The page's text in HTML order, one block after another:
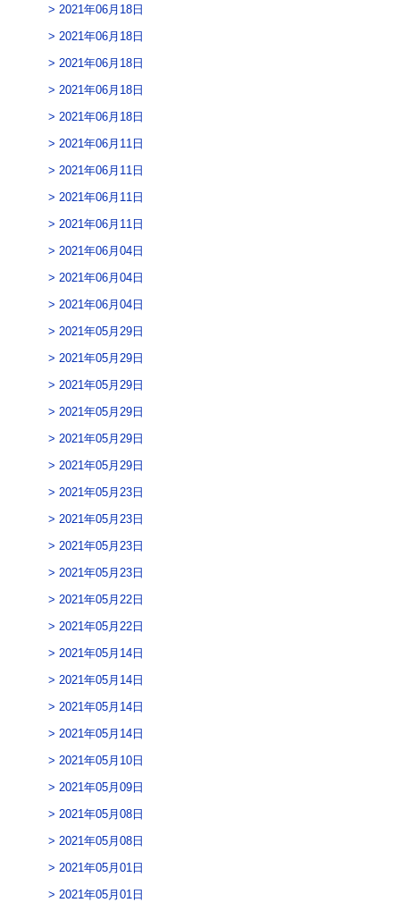
2021年06月18日
2021年06月18日
2021年06月18日
2021年06月18日
2021年06月18日
2021年06月11日
2021年06月11日
2021年06月11日
2021年06月11日
2021年06月04日
2021年06月04日
2021年06月04日
2021年05月29日
2021年05月29日
2021年05月29日
2021年05月29日
2021年05月29日
2021年05月29日
2021年05月23日
2021年05月23日
2021年05月23日
2021年05月23日
2021年05月22日
2021年05月22日
2021年05月14日
2021年05月14日
2021年05月14日
2021年05月14日
2021年05月10日
2021年05月09日
2021年05月08日
2021年05月08日
2021年05月01日
2021年05月01日